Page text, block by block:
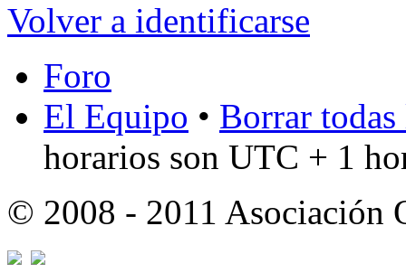
Volver a identificarse
Foro
El Equipo • Borrar
horarios son UTC + 1
© 2008 - 2011 Asociación